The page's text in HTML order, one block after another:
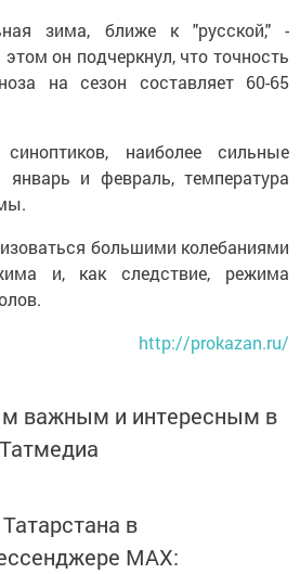
зима, ближе к "русской," -
он подчеркнул, что точность
на сезон составляет 60-65
наиболее сильные
и февраль, температура
большими колебаниями
и, как следствие, режима
http://prokazan.ru/
важным и интересным в
Татмедиа
в
MАХ: